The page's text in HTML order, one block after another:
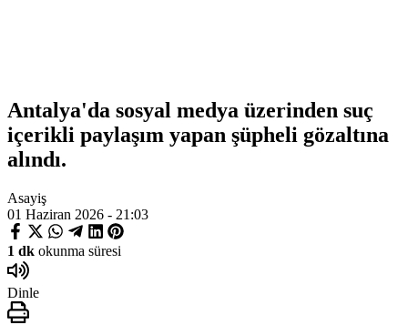
Antalya'da sosyal medya üzerinden suç
içerikli paylaşım yapan şüpheli gözaltına
alındı.
Asayiş
01 Haziran 2026 - 21:03
1 dk okunma süresi
Dinle